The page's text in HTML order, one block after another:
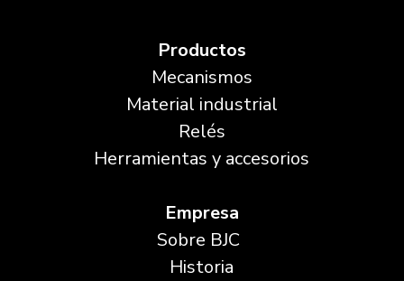
Productos
Mecanismos
Material industrial
Relés
Herramientas y accesorios
Empresa
Sobre BJC
Historia